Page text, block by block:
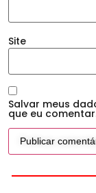
Site
Salvar meus
que eu